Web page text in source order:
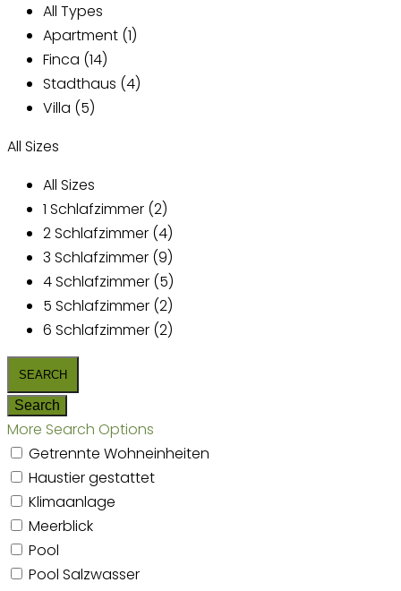
All Types
Apartment (1)
Finca (14)
Stadthaus (4)
Villa (5)
All Sizes
All Sizes
1 Schlafzimmer (2)
2 Schlafzimmer (4)
3 Schlafzimmer (9)
4 Schlafzimmer (5)
5 Schlafzimmer (2)
6 Schlafzimmer (2)
More Search Options
Getrennte Wohneinheiten
Haustier gestattet
Klimaanlage
Meerblick
Pool
Pool Salzwasser